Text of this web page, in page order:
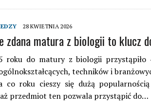
28 KWIETNIA 2026
zdana matura z biologii to klucz
roku do matury z biologii przystąpiło
techników i
co roku cieszy się dużą
przedmiot ten pozwala przystąpić do…